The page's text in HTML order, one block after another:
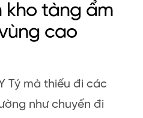
kho tàng ẩm
cao
Tý mà thiếu đi các
như chuyến đi